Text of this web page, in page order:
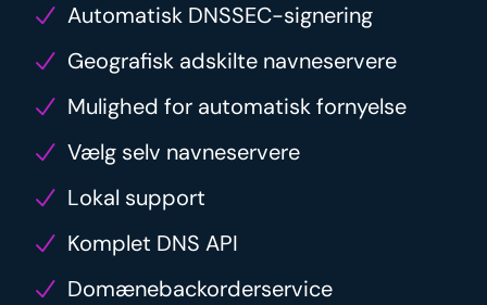
Automatisk DNSSEC-signering
Geografisk adskilte navneservere
Mulighed for automatisk fornyelse
Vælg selv navneservere
Lokal support
Komplet DNS API
Domænebackorderservice